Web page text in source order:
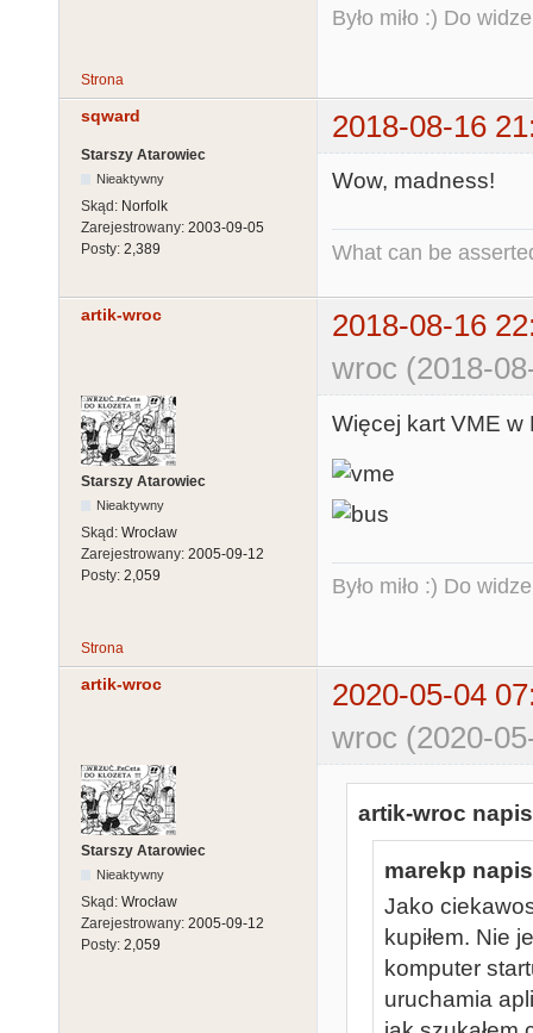
Było miło :) Do
Strona
sqward 2018-08-16
Starszy Atarowiec
Nieaktywny
Skąd: Norfolk
Zarejestrowany: 2003-09-05
Posty: 2,389
Wow, madness!
What can be
artik-wroc
2018-08-16
wroc (2018-
Starszy Atarowiec
Nieaktywny
Skąd: Wrocław
Zarejestrowany: 2005-09-12
Posty: 2,059
Więcej kart VME w
Było miło :) Do
Strona
artik-wroc
2020-05-04
wroc (2020-
Starszy Atarowiec
Nieaktywny
Skąd: Wrocław
Zarejestrowany: 2005-09-12
Posty: 2,059
artik-wroc
marekp
Jako
kupiłem. Nie
komputer
uruchamia